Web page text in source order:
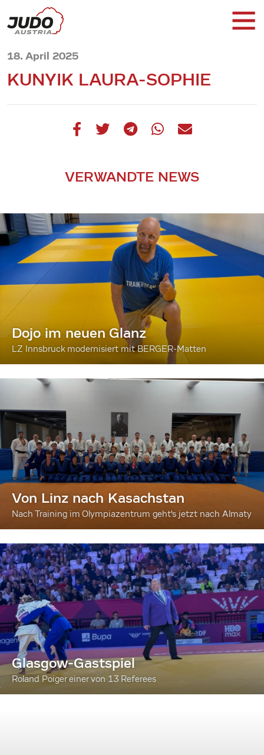
18. April 2025
KUNYIK LAURA-SOPHIE
VERWANDTE NEWS
Dojo im neuen Glanz
LZ Innsbruck modernisiert mit BERGER-Matten
Von Linz nach Kasachstan
Nach Training im Olympiazentrum geht's jetzt nach Almaty
Glasgow-Gastspiel
Roland Poiger einer von 13 Referees